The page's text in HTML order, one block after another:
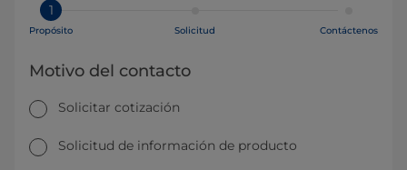
1
Propósito Solicitud Contáctenos
Motivo del contacto
Solicitar cotización
Solicitud de información de producto